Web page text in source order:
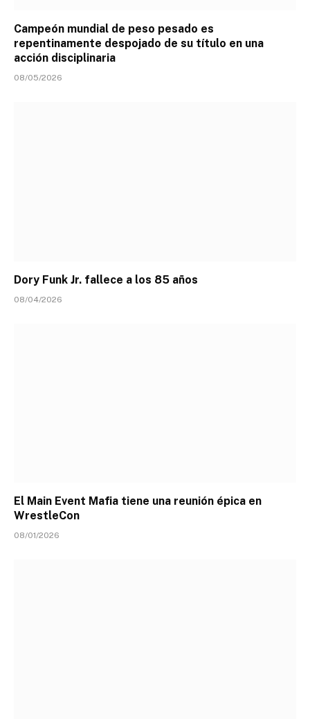
Campeón mundial de peso pesado es
repentinamente despojado de su título en una
acción disciplinaria
08/05/2026
Dory Funk Jr. fallece a los 85 años
08/04/2026
El Main Event Mafia tiene una reunión épica en
WrestleCon
08/01/2026